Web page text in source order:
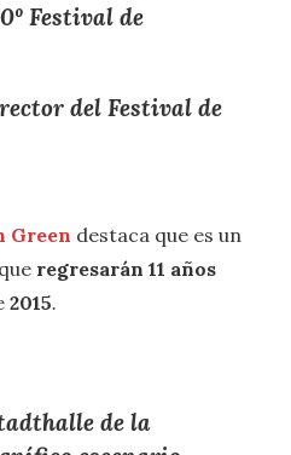
Festival de
del Festival de
Green destaca que es un
regresarán 11 años
2015.
de la